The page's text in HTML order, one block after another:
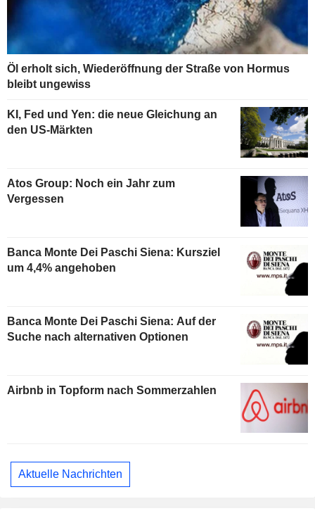
Öl erholt sich, Wiederöffnung der Straße von Hormus
bleibt ungewiss
KI, Fed und Yen: die neue Gleichung an
den US-Märkten
Atos Group: Noch ein Jahr zum
Vergessen
Banca Monte Dei Paschi Siena: Kursziel
um 4,4% angehoben
Banca Monte Dei Paschi Siena: Auf der
Suche nach alternativen Optionen
Airbnb in Topform nach Sommerzahlen
Aktuelle Nachrichten